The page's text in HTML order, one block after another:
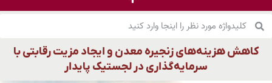
کاهش هزینه‌های زنجیره معدن و ایجاد مزیت رقابتی با
سرمایه‌گذاری در لجستیک پایدار